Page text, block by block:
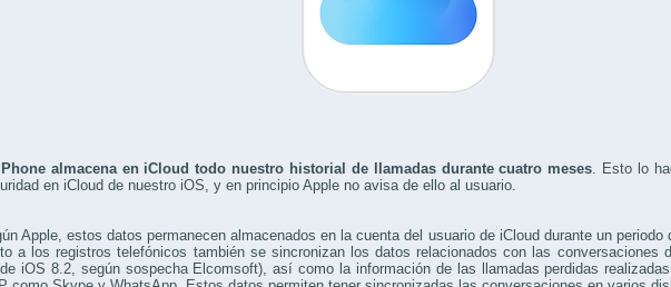
iPhone almacena en iCloud todo nuestro historial de llamadas durante cuatro meses . Esto lo
en iCloud de nuestro iOS, y en principio Apple no avisa de ello al usuario.
Apple, estos datos permanecen almacenados en la cuenta del usuario de iCloud durante un periodo
a los registros telefónicos también se sincronizan los datos relacionados con las conversaciones
iOS 8.2, según sospecha Elcomsoft), así como la información de las llamadas perdidas